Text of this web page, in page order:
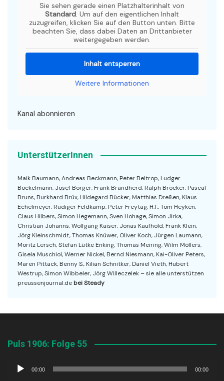
Sie sehen gerade einen Platzhalterinhalt von
Standard. Um auf den eigentlichen Inhalt
zuzugreifen, klicken Sie auf den Button unten. Bitte
beachten Sie, dass dabei Daten an Drittanbieter
weitergegeben werden.
Inhalt entsperren
Weitere Informationen
Kanal abonnieren
UnterstützerInnen
Maik Baumann, Andreas Beckmann, Peter Beltrop, Ludger
Böckelmann, Josef Börger, Frank Brandherd, Ralph Broeker, Pascal
Bruns, Burkhard Brüx, Hildegard Bücker, Matthias Dreßen, Klaus
Echelmeyer, Rüdiger Feldkamp, Peter Freytag, H.T., Tom Heyken,
Claus Hilbers, Simon Hegemann, Sven Hohage, Simon Jirka,
Christian Johanns, Wolfgang Kaiser, Jonas Kaufhold, Frank Klein,
Jörg Kleinschmidt, Thomas Knüwer, Oliver Koch, Jürgen Laumann,
Moritz Lersch, Stefan Lütke Enking, Thomas Meiring, Wilm Möllers,
Gisela Muschiol, Werner Nickel, Bernd Niesmann, Kai-Oliver Peters,
Maren Pittack, Benny S., Kilian Schnitker, Daniel Vieth, Hubert
Westrup, Simon Wibbeler, Jörg Willeczelek – sie alle unterstützen
preussenjournal.de bei Steady
Puls 1906: Folge 55
Audio-
00:00 00:00